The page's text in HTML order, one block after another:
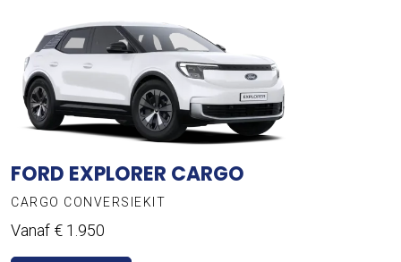
FORD EXPLORER CARGO
CARGO CONVERSIEKIT
Vanaf € 1.950